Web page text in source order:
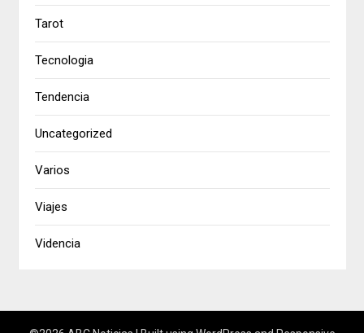
Tarot
Tecnologia
Tendencia
Uncategorized
Varios
Viajes
Videncia